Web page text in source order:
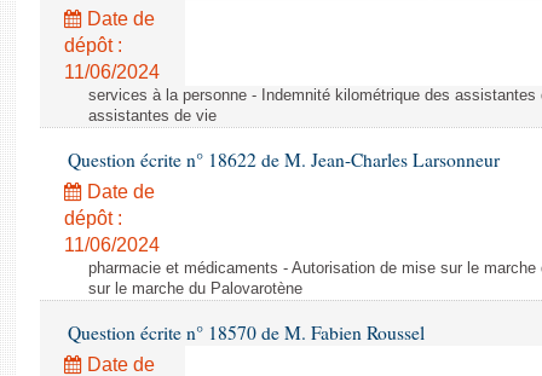
Date de
dépôt :
11/06/2024
services à la personne - Indemnité kilométrique des
assistantes de vie
Question écrite n° 18622 de M. Jean-Charles Larsonneur
Date de
dépôt :
11/06/2024
pharmacie et médicaments - Autorisation de mise sur le
sur le marche du Palovarotène
Question écrite n° 18570 de M. Fabien Roussel
Date de